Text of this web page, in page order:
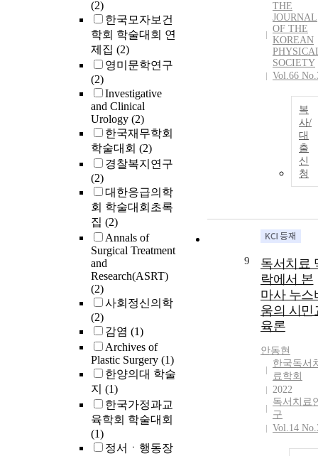
(2)
한국모자보건
학회 학술대회 연
제집 (2)
영미문학연구
(2)
Investigative
and Clinical
Urology (2)
한국재무학회
학술대회 (2)
경찰복지연구
(2)
대한응급의학
회 학술대회초록
집 (2)
Annals of
Surgical Treatment
and
Research(ASRT)
(2)
사회정신의학
(2)
감염 (1)
Archives of
Plastic Surgery (1)
한양의대 학술
지 (1)
한국가정과교
육학회 학술대회
(1)
정서ㆍ행동장
THE
JOURNAL
OF THE
KOREAN
SOCIETY
Vol.66
복
사/
대
출
신
청
9
독서치료
락에서 본
마사 누스
움의 시민
육론
안동현
한국독서
료학회
2022
독서치료
구
Vol.14